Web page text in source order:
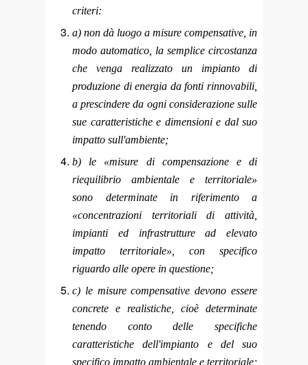
criteri:
a) non dà luogo a misure compensative, in
modo automatico, la semplice circostanza
che venga realizzato un impianto di
produzione di energia da fonti rinnovabili,
a prescindere da ogni considerazione sulle
sue caratteristiche e dimensioni e dal suo
impatto sull'ambiente;
b) le «misure di compensazione e di
riequilibrio ambientale e territoriale»
sono determinate in riferimento a
«concentrazioni territoriali di attività,
impianti ed infrastrutture ad elevato
impatto territoriale», con specifico
riguardo alle opere in questione;
c) le misure compensative devono essere
concrete e realistiche, cioè determinate
tenendo conto delle specifiche
caratteristiche dell'impianto e del suo
specifico impatto ambientale e territoriale;